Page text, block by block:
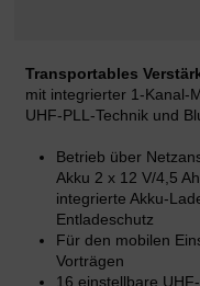
Transportables
mit integrierter 1-Kanal-
UHF-PLL-Technik und
Betrieb über
Akku 2 x 12 V/4,5
integrierte Akku-
Entladeschutz
Für den mobilen
Vorträgen
16 einstellbare